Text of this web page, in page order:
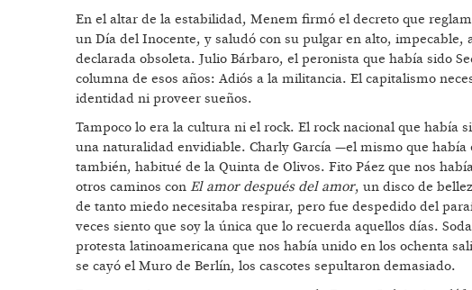
En el altar de la estabilidad, Menem firmó el decreto que
un Día del Inocente, y saludó con su pulgar en alto,
declarada obsoleta. Julio Bárbaro, el peronista que había sido
columna de esos años: Adiós a la militancia. El capitalismo
identidad ni proveer sueños.
Tampoco lo era la cultura ni el rock. El rock nacional que
una naturalidad envidiable. Charly García —el mismo que había
también, habitué de la Quinta de Olivos. Fito Páez que nos
otros caminos con El amor después del amor, un disco de
de tanto miedo necesitaba respirar, pero fue despedido del
veces siento que soy la única que lo recuerda aquellos días.
protesta latinoamericana que nos había unido en los ochenta
se cayó el Muro de Berlín, los cascotes sepultaron demasiado.